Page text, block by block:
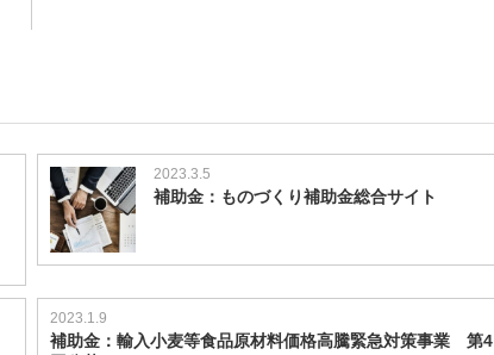
2023.3.5
補助金：ものづくり補助金総合サイト
2023.1.9
補助金：輸入小麦等食品原材料価格高騰緊急対策事業 第4